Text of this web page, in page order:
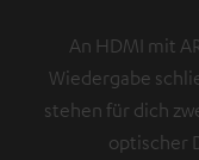
An HDMI mit
Wiedergabe
stehen für dich
optischer